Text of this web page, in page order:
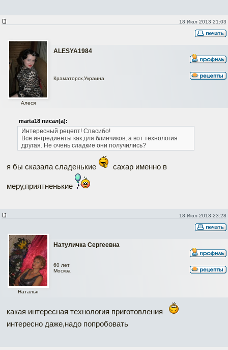
18 Июл 2013 21:03
АLESYA1984
Алеся
Краматорск,Украина
marta18 писал(а):
Интересный рецепт! Спасибо!
Все ингредиенты как для блинчиков, а вот технология
другая. Не очень сладкие они получились?
я бы сказала сладенькие сахар именно в
меру,приятненькие
18 Июл 2013 23:28
Натуличка Сергеевна
Наталья
60 лет
Москва
какая интересная технология приготовления
интересно даже,надо попробовать